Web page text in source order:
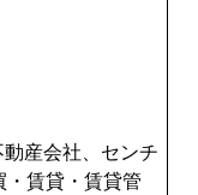
産会社、センチ
賃貸・賃貸管